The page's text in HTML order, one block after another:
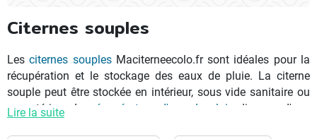
Citernes souples
Lesciternes souplesMaciterneecolo.fr sont idéales pour la
récupération et le stockage des eaux de pluie. La citerne
souple peut être stockée en intérieur, sous vide sanitaire ou
en extérieur. Le
récupérateur d'eau de pluie
dispose d'une
Lire la suite